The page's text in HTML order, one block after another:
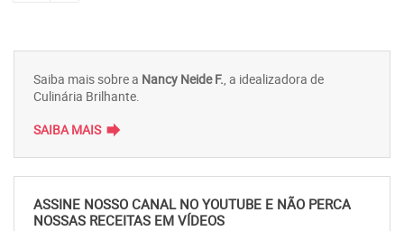
Saiba mais sobre a Nancy Neide F., a idealizadora de
Culinária Brilhante.
SAIBA MAIS forward
ASSINE NOSSO CANAL NO YOUTUBE E NÃO PERCA
NOSSAS RECEITAS EM VÍDEOS